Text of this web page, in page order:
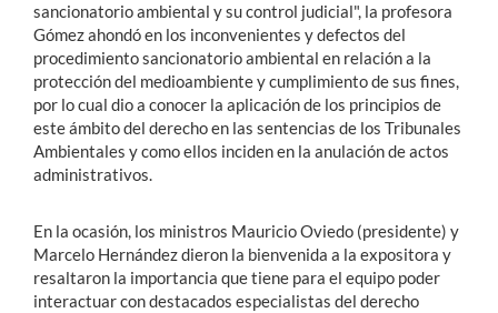
sancionatorio ambiental y su control judicial", la profesora
Gómez ahondó en los inconvenientes y defectos del
procedimiento sancionatorio ambiental en relación a la
protección del medioambiente y cumplimiento de sus fines,
por lo cual dio a conocer la aplicación de los principios de
este ámbito del derecho en las sentencias de los Tribunales
Ambientales y como ellos inciden en la anulación de actos
administrativos.
En la ocasión, los ministros Mauricio Oviedo (presidente) y
Marcelo Hernández dieron la bienvenida a la expositora y
resaltaron la importancia que tiene para el equipo poder
interactuar con destacados especialistas del derecho